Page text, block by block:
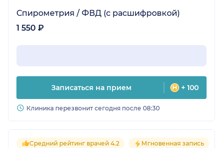
Спирометрия / ФВД (с расшифровкой)
1 550 ₽
Записаться на прием + 100
Клиника перезвонит сегодня после 08:30
Средний рейтинг врачей 4.2 Мгновенная запись